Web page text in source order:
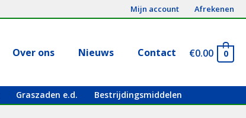
Mijn account Afrekenen
Over ons Nieuws Contact €0.00 0
Graszaden e.d. Bestrijdingsmiddelen